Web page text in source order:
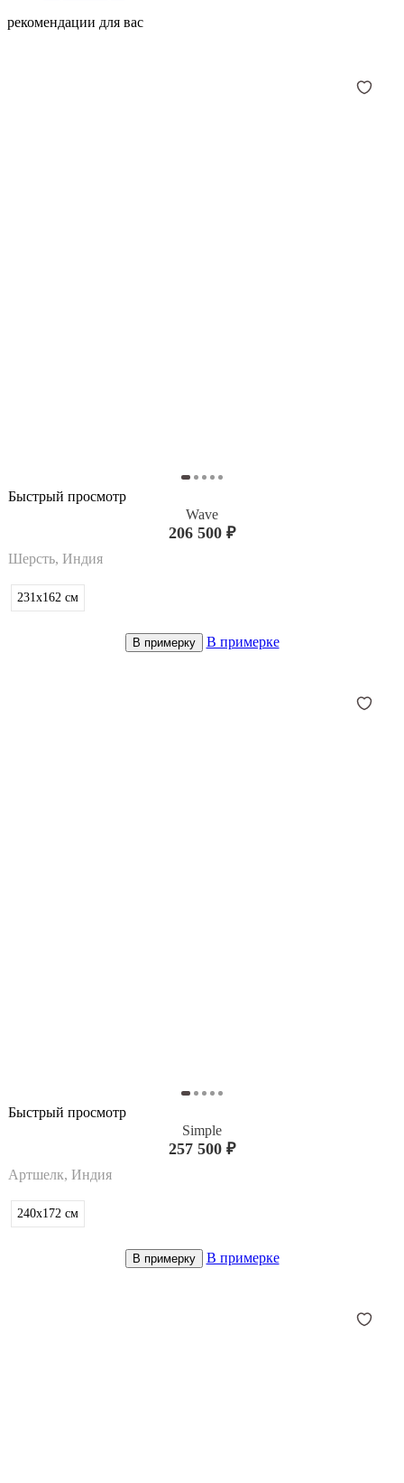
рекомендации для вас
Быстрый просмотр
Wave
206 500 ₽
Шерсть, Индия
231x162 см
В примерку В примерке
Быстрый просмотр
Simple
257 500 ₽
Артшелк, Индия
240x172 см
В примерку В примерке